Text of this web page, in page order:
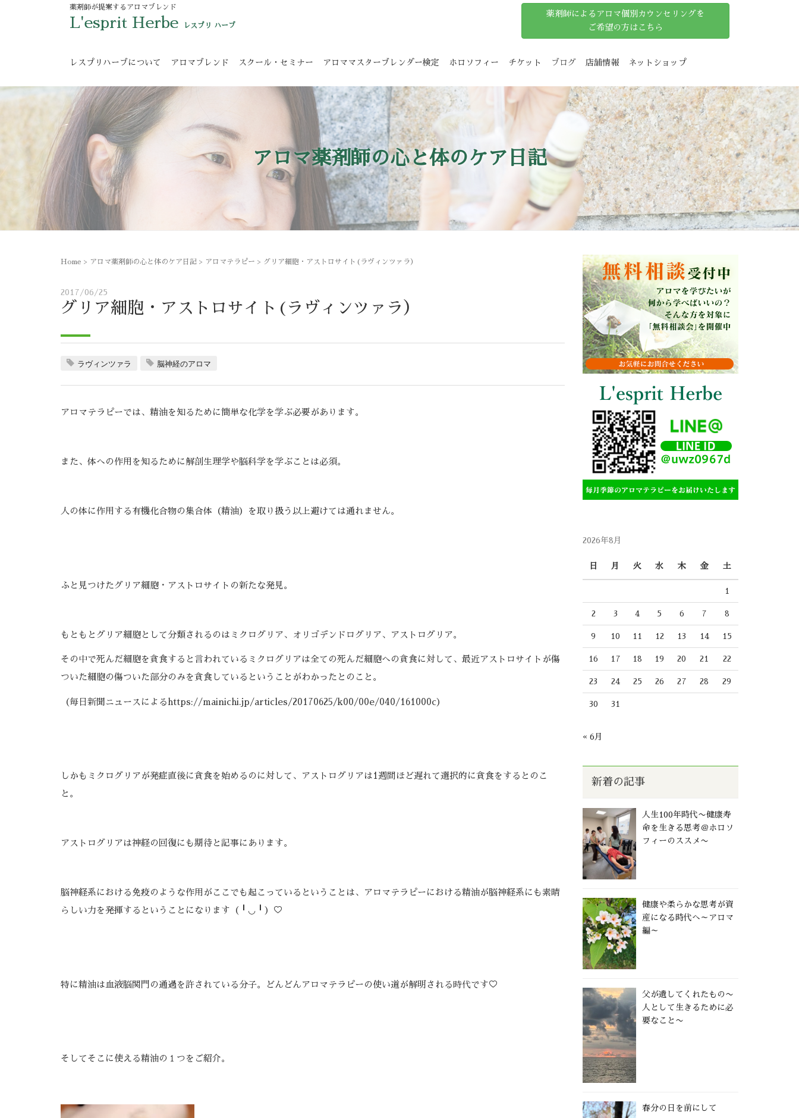
薬剤師が提案するアロマブレンド
L'esprit Herbe レスプリ ハーブ
薬剤師によるアロマ個別カウンセリングを
ご希望の方はこちら
レスプリハーブについて アロマブレンド スクール・セミナー アロママスターブレンダー検定 ホロソフィー チケット ブログ 店舗情報 ネットショップ
アロマ薬剤師の心と体のケア日記
Home > アロマ薬剤師の心と体のケア日記 > アロマテラピー > グリア細胞・アストロサイト(ラヴィンツァラ）
2017/06/25
グリア細胞・アストロサイト(ラヴィンツァラ）
ラヴィンツァラ 脳神経のアロマ
アロマテラピーでは、精油を知るために簡単な化学を学ぶ必要があります。
また、体への作用を知るために解剖生理学や脳科学を学ぶことは必須。
人の体に作用する有機化合物の集合体（精油）を取り扱う以上避けては通れません。
ふと見つけたグリア細胞・アストロサイトの新たな発見。
もともとグリア細胞として分類されるのはミクログリア、オリゴデンドログリア、アストログリア。
その中で死んだ細胞を貪食すると言われているミクログリアは全ての死んだ細胞への貪食に対して、最近アストロサイトが傷
ついた細胞の傷ついた部分のみを貪食しているということがわかったとのこと。
（毎日新聞ニュースによるhttps://mainichi.jp/articles/20170625/k00/00e/040/161000c）
しかもミクログリアが発症直後に貪食を始めるのに対して、アストログリアは1週間ほど遅れて選択的に貪食をするとのこ
と。
アストログリアは神経の回復にも期待と記事にあります。
脳神経系における免疫のような作用がここでも起こっているということは、アロマテラピーにおける精油が脳神経系にも素晴
らしい力を発揮するということになります（╹◡╹）♡
特に精油は血液脳関門の通過を許されている分子。どんどんアロマテラピーの使い道が解明される時代です♡
そしてそこに使える精油の１つをご紹介。
2026年8月
日 月 火 水 木 金 土
1
2 3 4 5 6 7 8
9 10 11 12 13 14 15
16 17 18 19 20 21 22
23 24 25 26 27 28 29
30 31
« 6月
新着の記事
人生100年時代〜健康寿
命を生きる思考＠ホロソ
フィーのススメ〜
健康や柔らかな思考が資
産になる時代へ～アロマ
編～
父が遺してくれたもの〜
人として生きるために必
要なこと〜
春分の日を前にして